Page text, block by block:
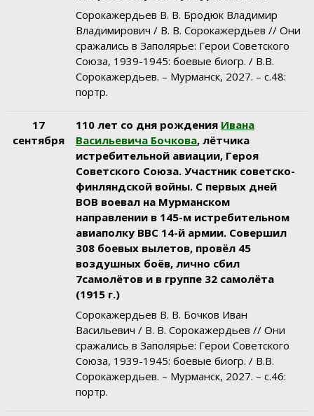
Сорокажердьев В. В. Бродюк Владимир
Владимирович / В. В. Сорокажердьев // Они
сражались в Заполярье: Герои Советского
Союза, 1939-1945: боевые биогр. / В.В.
Сорокажердьев. – Мурманск, 2027. – с.48:
портр.
17
сентября
110 лет со дня рождения Ивана
Васильевича Бочкова, лётчика
истребительной авиации, Героя
Советского Союза. Участник советско-
финляндской войны. С первых дней
ВОВ воевал на Мурманском
направлении в 145-м истребительном
авиаполку ВВС 14-й армии. Совершил
308 боевых вылетов, провёл 45
воздушных боёв, лично сбил
7самолётов и в группе 32 самолёта
(1915 г.)
Сорокажердьев В. В. Бочков Иван
Васильевич / В. В. Сорокажердьев // Они
сражались в Заполярье: Герои Советского
Союза, 1939-1945: боевые биогр. / В.В.
Сорокажердьев. – Мурманск, 2027. – с.46:
портр.